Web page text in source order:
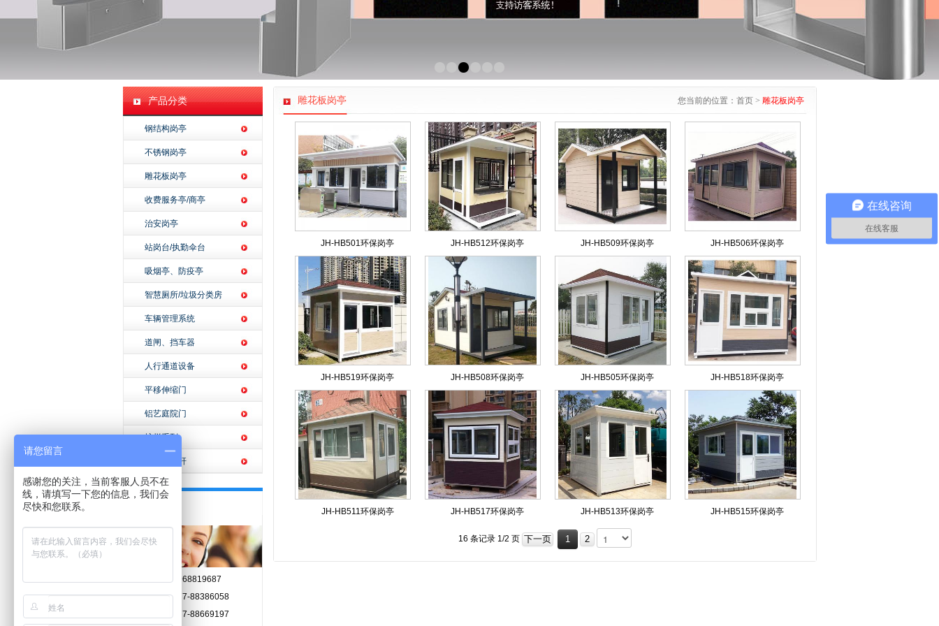
产品分类
钢结构岗亭
不锈钢岗亭
雕花板岗亭
收费服务亭/商亭
治安岗亭
站岗台/执勤伞台
吸烟亭、防疫亭
智慧厕所/垃圾分类房
车辆管理系统
道闸、挡车器
人行通道设备
平移伸缩门
铝艺庭院门
护栏系列
不锈钢旗杆
联系我们
手 机：13968819687
电 话：0577-88386058
传 真：0577-88669197
雕花板岗亭 您当前的位置： 首页> 雕花板岗亭
JH-HB501环保岗亭 JH-HB512环保岗亭 JH-HB509环保岗亭 JH-HB506环保岗亭
JH-HB519环保岗亭 JH-HB508环保岗亭 JH-HB505环保岗亭 JH-HB518环保岗亭
JH-HB511环保岗亭 JH-HB517环保岗亭 JH-HB513环保岗亭 JH-HB515环保岗亭
16 条记录 1/2 页 下一页 1 2
在线咨询
在线客服
请您留言
感谢您的关注，当前客服人员不在
线，请填写一下您的信息，我们会
尽快和您联系。